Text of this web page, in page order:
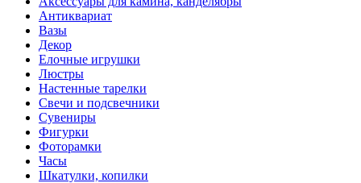
Антиквариат
Вазы
Декор
Елочные игрушки
Люстры
Настенные тарелки
Свечи и подсвечники
Сувениры
Фигурки
Фоторамки
Часы
Шкатулки, копилки